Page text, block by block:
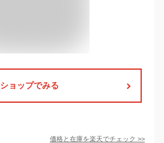
ショップでみる
価格と在庫を楽天でチェック >>